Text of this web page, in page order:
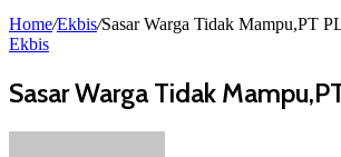
Home/Ekbis/Sasar Warga Tidak Mampu,PT
Ekbis
Sasar Warga Tidak